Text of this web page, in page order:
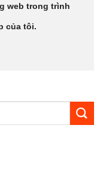
web trong trình
của tôi.